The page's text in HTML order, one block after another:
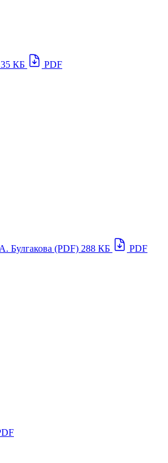
КБ PDF
Булгакова (PDF) 288 КБ PDF